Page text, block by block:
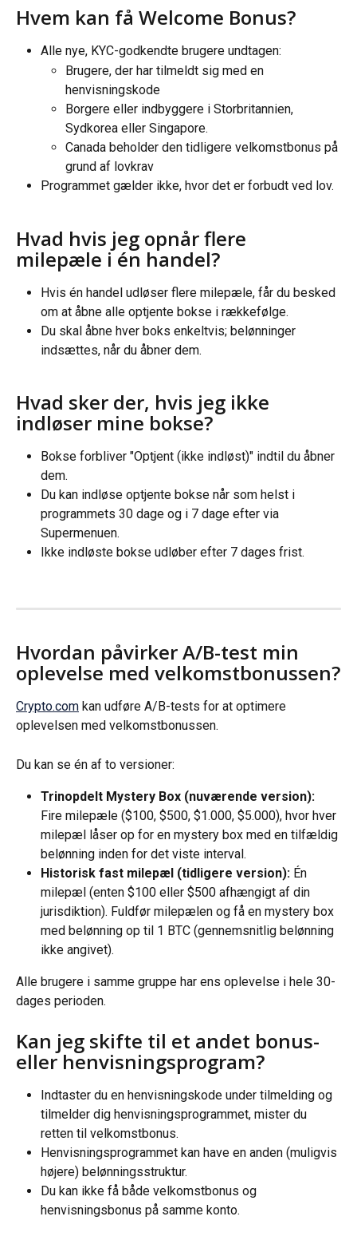
Hvem kan få Welcome Bonus?
Alle nye, KYC-godkendte brugere undtagen:
Brugere, der har tilmeldt sig med en
henvisningskode
Borgere eller indbyggere i Storbritannien,
Sydkorea eller Singapore.
Canada beholder den tidligere velkomstbonus på
grund af lovkrav
Programmet gælder ikke, hvor det er forbudt ved lov.
Hvad hvis jeg opnår flere
milepæle i én handel?
Hvis én handel udløser flere milepæle, får du besked
om at åbne alle optjente bokse i rækkefølge.
Du skal åbne hver boks enkeltvis; belønninger
indsættes, når du åbner dem.
Hvad sker der, hvis jeg ikke
indløser mine bokse?
Bokse forbliver "Optjent (ikke indløst)" indtil du åbner
dem.
Du kan indløse optjente bokse når som helst i
programmets 30 dage og i 7 dage efter via
Supermenuen.
Ikke indløste bokse udløber efter 7 dages frist.
Hvordan påvirker A/B-test min
oplevelse med velkomstbonussen?
Crypto.com kan udføre A/B-tests for at optimere
oplevelsen med velkomstbonussen.
Du kan se én af to versioner:
Trinopdelt Mystery Box (nuværende version):
Fire milepæle ($100, $500, $1.000, $5.000), hvor hver
milepæl låser op for en mystery box med en tilfældig
belønning inden for det viste interval.
Historisk fast milepæl (tidligere version): Én
milepæl (enten $100 eller $500 afhængigt af din
jurisdiktion). Fuldfør milepælen og få en mystery box
med belønning op til 1 BTC (gennemsnitlig belønning
ikke angivet).
Alle brugere i samme gruppe har ens oplevelse i hele 30-
dages perioden.
Kan jeg skifte til et andet bonus-
eller henvisningsprogram?
Indtaster du en henvisningskode under tilmelding og
tilmelder dig henvisningsprogrammet, mister du
retten til velkomstbonus.
Henvisningsprogrammet kan have en anden (muligvis
højere) belønningsstruktur.
Du kan ikke få både velkomstbonus og
henvisningsbonus på samme konto.